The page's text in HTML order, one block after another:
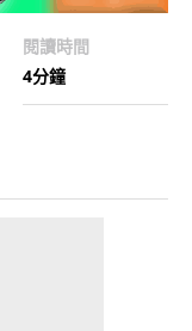
閱讀時間
4分鐘